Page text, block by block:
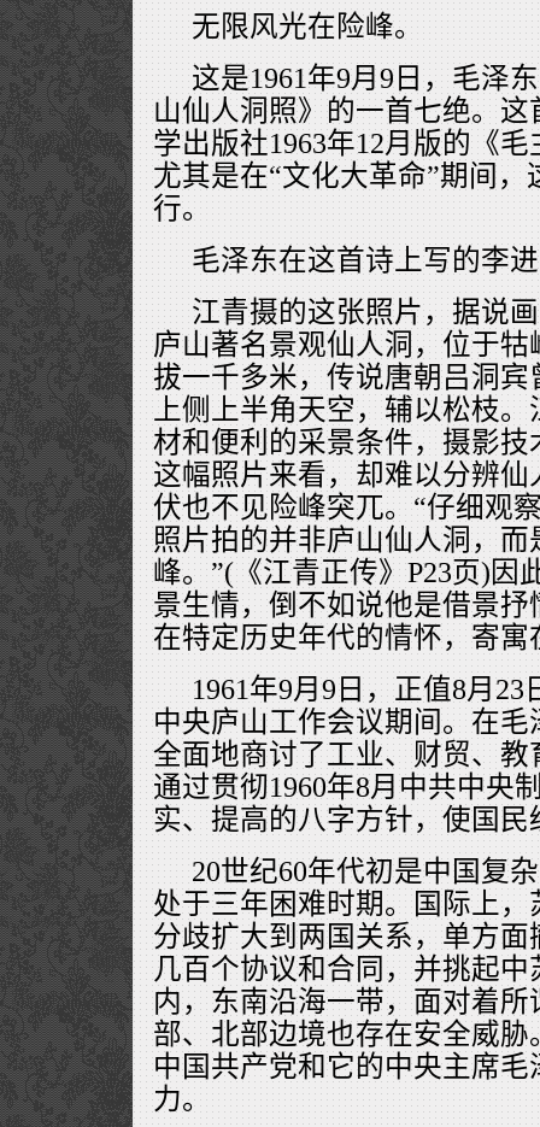
无限风光在险峰。
这是1961年9月9日，毛泽
山仙人洞照》的一首七绝。
学出版社1963年12月版的《
尤其是在“文化大革命”期间
行。
毛泽东在这首诗上写的李
江青摄的这张照片，据说
庐山著名景观仙人洞，位于
拔一千多米，传说唐朝吕洞
上侧上半角天空，辅以松枝
材和便利的采景条件，摄影
这幅照片来看，却难以分辨
伏也不见险峰突兀。“仔细观
照片拍的并非庐山仙人洞，
峰。”(《江青正传》P23页)因
景生情，倒不如说他是借景
在特定历史年代的情怀，寄寓
1961年9月9日，正值8月
中央庐山工作会议期间。在
全面地商讨了工业、财贸、
通过贯彻1960年8月中共中央
实、提高的八字方针，使国民
20世纪60年代初是中国复
处于三年困难时期。国际上
分歧扩大到两国关系，单方
几百个协议和合同，并挑起
内，东南沿海一带，面对着所
部、北部边境也存在安全威
中国共产党和它的中央主席
力。